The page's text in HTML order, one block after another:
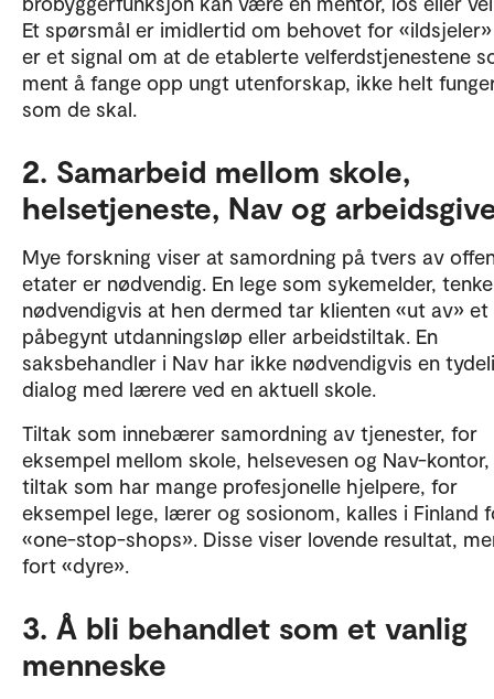
Et spørsmål er imidlertid om behovet for
er et signal om at de etablerte velferdstjenestene
ment å fange opp ungt utenforskap, ikke helt
som de skal.
2. Samarbeid mellom skole,
helsetjeneste, Nav og
Mye forskning viser at samordning på tvers av
etater er nødvendig. En lege som sykemelder,
nødvendigvis at hen dermed tar klienten «ut av» et
påbegynt utdanningsløp eller arbeidstiltak. En
saksbehandler i Nav har ikke nødvendigvis en
dialog med lærere ved en aktuell skole.
Tiltak som innebærer samordning av tjenester, for
eksempel mellom skole, helsevesen og Nav-
tiltak som har mange profesjonelle hjelpere, for
eksempel lege, lærer og sosionom, kalles i Finland
«one-stop-shops». Disse viser lovende resultat,
fort «dyre».
3. Å bli behandlet som et vanlig
menneske